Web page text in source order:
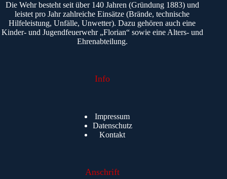
Die Wehr besteht seit über 140 Jahren (Gründung 1883) und
leistet pro Jahr zahlreiche Einsätze (Brände, technische
Hilfeleistung, Unfälle, Unwetter). Dazu gehören auch eine
Kinder- und Jugendfeuerwehr „Florian“ sowie eine Alters- und
Ehrenabteilung.
Info
Impressum
Datenschutz
Kontakt
Anschrift